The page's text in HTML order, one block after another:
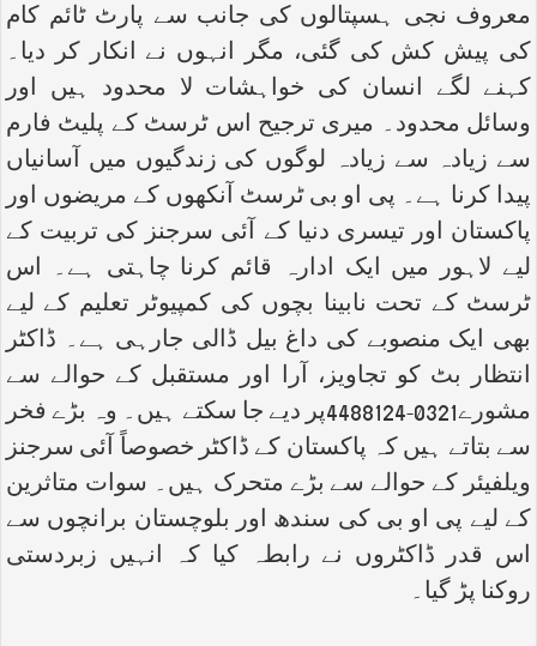
معروف نجی ہسپتالوں کی جانب سے پارٹ ٹائم کام
کی پیش کش کی گئی، مگر انہوں نے انکار کر دیا۔
کہنے لگے انسان کی خواہشات لا محدود ہیں اور
وسائل محدود۔ میری ترجیح اس ٹرسٹ کے پلیٹ فارم
سے زیادہ سے زیادہ لوگوں کی زندگیوں میں آسانیاں
پیدا کرنا ہے۔ پی او بی ٹرسٹ آنکھوں کے مریضوں اور
پاکستان اور تیسری دنیا کے آئی سرجنز کی تربیت کے
لیے لاہور میں ایک ادارہ قائم کرنا چاہتی ہے۔ اس
ٹرسٹ کے تحت نابینا بچوں کی کمپیوٹر تعلیم کے لیے
بھی ایک منصوبے کی داغ بیل ڈالی جارہی ہے۔ ڈاکٹر
انتظار بٹ کو تجاویز، آرا اور مستقبل کے حوالے سے
مشورے0321-4488124پر دیے جا سکتے ہیں۔ وہ بڑے فخر
سے بتاتے ہیں کہ پاکستان کے ڈاکٹر خصوصاً آئی سرجنز
ویلفیئر کے حوالے سے بڑے متحرک ہیں۔ سوات متاثرین
کے لیے پی او بی کی سندھ اور بلوچستان برانچوں سے
اس قدر ڈاکٹروں نے رابطہ کیا کہ انہیں زبردستی
روکنا پڑ گیا۔